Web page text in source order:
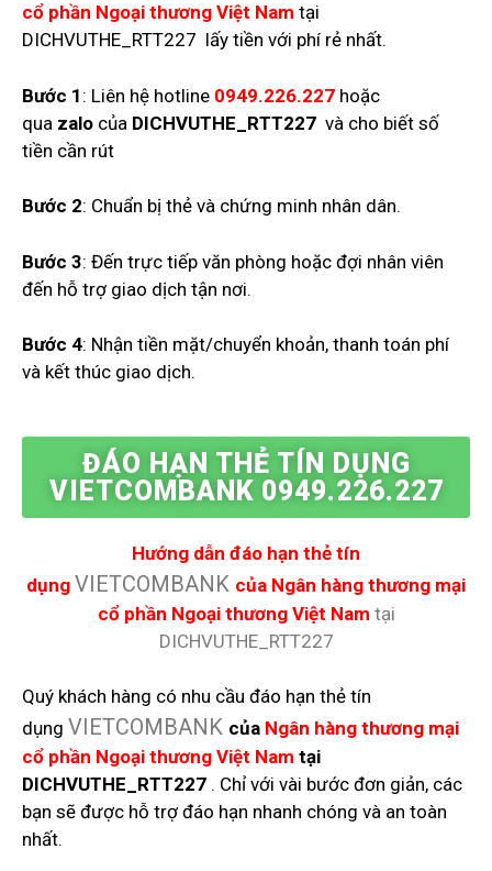
cổ phần Ngoại thương Việt Nam tại
DICHVUTHE_RTT227 lấy tiền với phí rẻ nhất.
Bước 1 : Liên hệ hotline 0949.226.227 hoặc
qua zalo của DICHVUTHE_RTT227 và cho biết số
tiền cần rút
Bước 2: Chuẩn bị thẻ và chứng minh nhân dân.
Bước 3: Đến trực tiếp văn phòng hoặc đợi nhân viên
đến hỗ trợ giao dịch tận nơi.
Bước 4: Nhận tiền mặt/chuyển khoản, thanh toán phí
và kết thúc giao dịch.
ĐÁO HẠN THẺ TÍN DỤNG
VIETCOMBANK 0949.226.227
Hướng dẫn đáo hạn thẻ tín
dụng VIETCOMBANK của Ngân hàng thương mại
cổ phần Ngoại thương Việt Nam tại
DICHVUTHE_RTT227
Quý khách hàng có nhu cầu đáo hạn thẻ tín
dụng VIETCOMBANK của Ngân hàng thương mại
cổ phần Ngoại thương Việt Nam tại
DICHVUTHE_RTT227 . Chỉ với vài bước đơn giản, các
bạn sẽ được hỗ trợ đáo hạn nhanh chóng và an toàn
nhất.